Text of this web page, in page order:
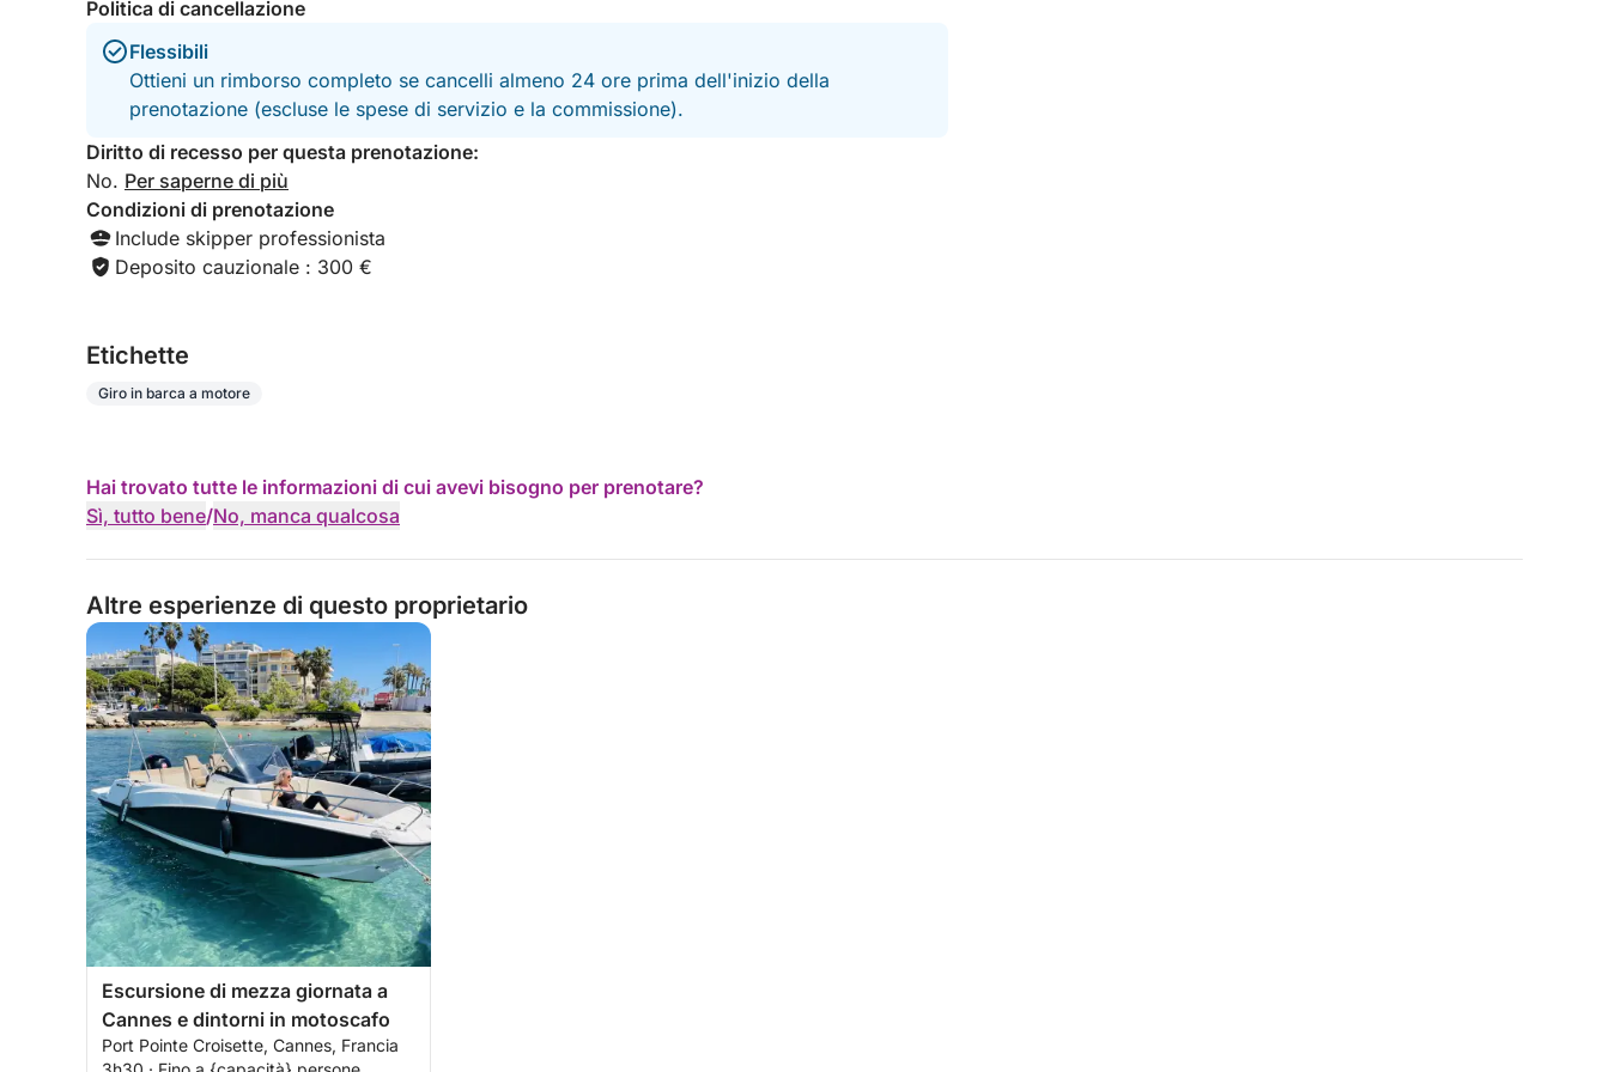
Politica di cancellazione
Flessibili
Ottieni un rimborso completo se cancelli almeno 24 ore prima dell'inizio della
prenotazione (escluse le spese di servizio e la commissione).
Diritto di recesso per questa prenotazione:
No. Per saperne di più
Condizioni di prenotazione
Include skipper professionista
Deposito cauzionale : 300 €
Etichette
Giro in barca a motore
Hai trovato tutte le informazioni di cui avevi bisogno per prenotare?
Sì, tutto bene/No, manca qualcosa
Altre esperienze di questo proprietario
Escursione di mezza giornata a
Cannes e dintorni in motoscafo
Port Pointe Croisette, Cannes, Francia